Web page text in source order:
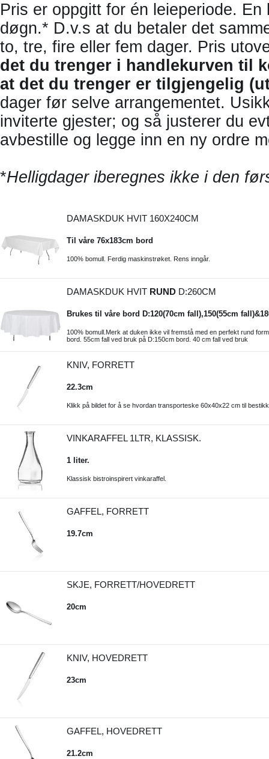
Pris er oppgitt for én leieperiode.
døgn.* D.v.s at du betaler det
to, tre, fire eller fem dager. Pris
det du trenger i handlekurven til
at det du trenger er tilgjengelig
dager før selve arrangementet.
inviterte gjester; og så justerer du
avbestille og legge inn en ny ordre
*Helligdager iberegnes ikke i den
DAMASKDUK HVIT 160X240CM
Til våre 76x183cm bord
100% bomull. Ferdig maskinstrøket. Rens inngår.
DAMASKDUK HVIT RUND D:260CM
Brukes til våre bord D:120(70cm fall),150(55cm
100% bomull.Merk at duken ikke vil fremstå med en perfekt rund
bord. 55cm fall ved bruk på D:150cm bord. 40 cm fall ved bruk
KNIV, FORRETT
22.3cm
Klikk på bildet for å se hvordan transporteske 60x40x22 cm til
VINKARAFFEL 1LTR, KLASSISK.
1 liter.
Klassisk bistroinspirert vinkaraffel.
GAFFEL, FORRETT
19.7cm
SKJE, FORRETT/HOVEDRETT
20cm
KNIV, HOVEDRETT
23cm
GAFFEL, HOVEDRETT
21.2cm